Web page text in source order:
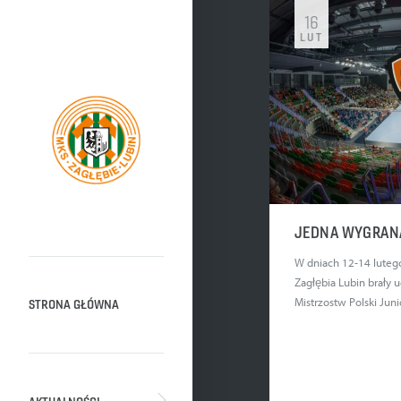
STRONA GŁÓWNA
JEDNA
W dniach 12-14
Zagłębia Lubin brały
Mistrzostw Polski
16
LUT